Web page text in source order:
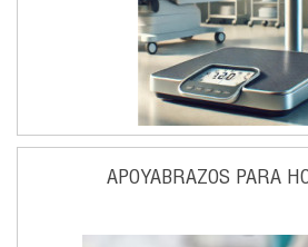
APOYABRAZOS PARA